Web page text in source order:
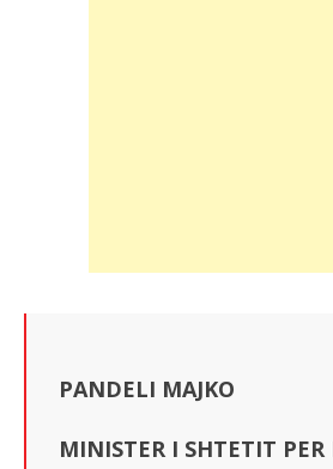
PANDELI MAJKO
MINISTER I SHTETIT PER